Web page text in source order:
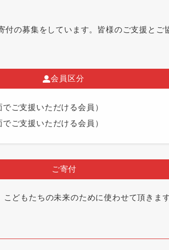
の募集をしています。皆様のご支援とご
会員区分
ご支援いただける会員）
ご支援いただける会員）
ご寄付
どもたちの未来のために使わせて頂きます